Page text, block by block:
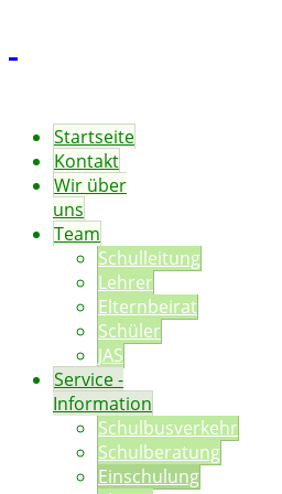
Startseite
Kontakt
Wir über
uns
Team
Schulleitung
Lehrer
Elternbeirat
Schüler
JAS
Service -
Information
Schulbusverkehr
Schulberatung
Einschulung